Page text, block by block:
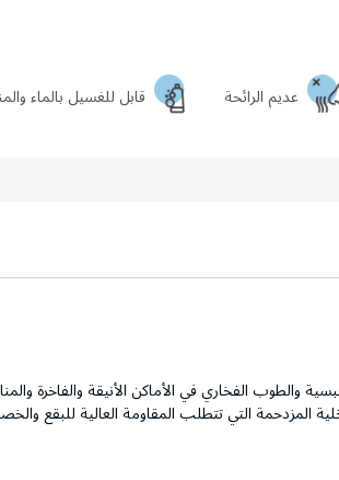
عديم الرائحة قابل للغسيل بالماء
والطوب الفخاري في الأماكن الأنيقة والفاخرة
المزدحمة التي تتطلب المقاومة العالية للبقع